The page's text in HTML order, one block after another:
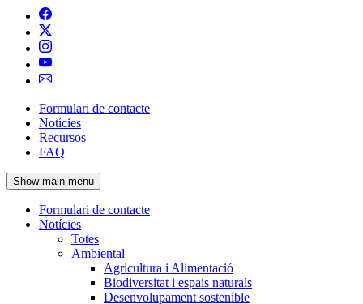
Navegació
principal
de
l'encapçalament
Formulari de contacte
Notícies
Recursos
FAQ
Show main menu
Navegació
principal
Formulari de contacte
Notícies
Totes
Ambiental
Agricultura i Alimentació
Biodiversitat i espais naturals
Desenvolupament sostenible